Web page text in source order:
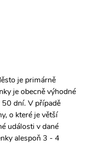
je primárně
je obecně výhodné
dní. V případě
o které je větší
události v dané
alespoň 3 - 4